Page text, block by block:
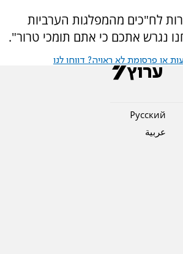
לח"כים מהמפלגות הערביות
נגרש אתכם כי אתם תומכי טרור".
או פרסומת לא ראויה? דווחו לנו
Pусский
عربية